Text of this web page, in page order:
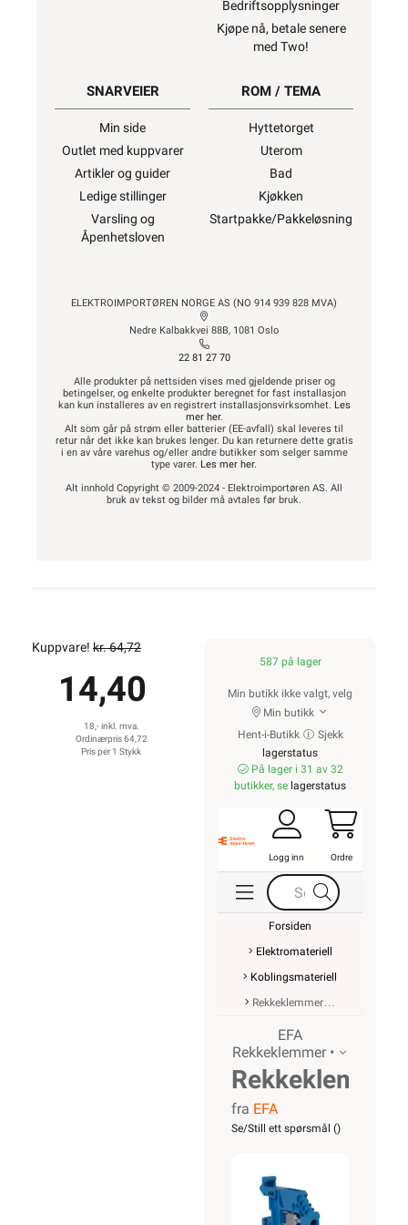
Bedriftsopplysninger
Kjøpe nå, betale senere
med Two!
SNARVEIER
Min side
Outlet med kuppvarer
Artikler og guider
Ledige stillinger
Varsling og
Åpenhetsloven
ROM / TEMA
Hyttetorget
Uterom
Bad
Kjøkken
Startpakke/Pakkeløsning
ELEKTROIMPORTØREN NORGE AS (NO 914 939 828 MVA)
Nedre Kalbakkvei 88B, 1081 Oslo
22 81 27 70
Alle produkter på nettsiden vises med gjeldende priser og
betingelser, og enkelte produkter beregnet for fast installasjon
kan kun installeres av en registrert installasjonsvirksomhet. Les
mer her.
Alt som går på strøm eller batterier (EE-avfall) skal leveres til
retur når det ikke kan brukes lenger. Du kan returnere dette gratis
i en av våre varehus og/eller andre butikker som selger samme
type varer. Les mer her.
Alt innhold Copyright © 2009-2024 - Elektroimportøren AS. All
bruk av tekst og bilder må avtales før bruk.
Kuppvare! kr. 64,72
14,40
18,- inkl. mva.
Ordinærpris 64,72
Pris per 1 Stykk
587 på lager
Min butikk ikke valgt, velg
Min butikk
Hent-i-Butikk
Sjekk
lagerstatus
På lager i 31 av 32
butikker, se lagerstatus
Logg inn Ordre
Forsiden
Elektromateriell
Koblingsmateriell
Rekkeklemmer
EFA
Rekkeklemmer •
Rekkeklemme
WK 6/U
fra EFA
Se/Still ett spørsmål ()